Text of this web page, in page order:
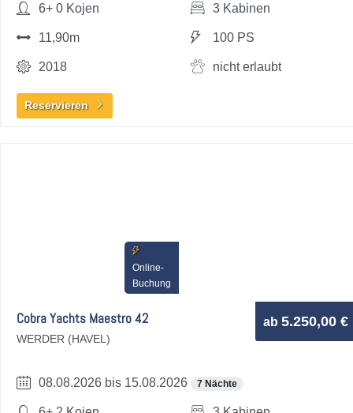
6+ 0 Kojen 3 Kabinen
11,90m 100 PS
2018 nicht erlaubt
Reservieren
Online-
Buchung
Cobra Yachts Maestro 42
WERDER (HAVEL)
ab 5.250,00 €
08.08.2026 bis 15.08.2026 7 Nächte